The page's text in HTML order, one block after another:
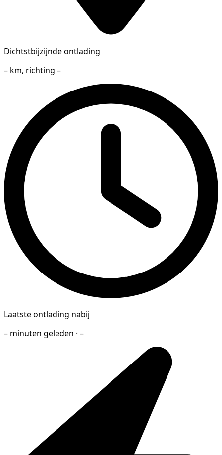
Dichtstbijzijnde ontlading
– km, richting –
Laatste ontlading nabij
– minuten geleden · –